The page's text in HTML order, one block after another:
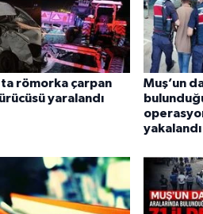
römorka çarpan
yaralandı
Muş’un
yakalandı